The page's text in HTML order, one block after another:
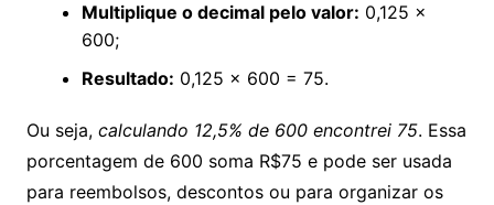
Multiplique o decimal pelo valor: 0,125 x
600;
Resultado: 0,125 x 600 = 75.
Ou seja, calculando 12,5% de 600 encontrei 75. Essa
porcentagem de 600 soma R$75 e pode ser usada
para reembolsos, descontos ou para organizar os